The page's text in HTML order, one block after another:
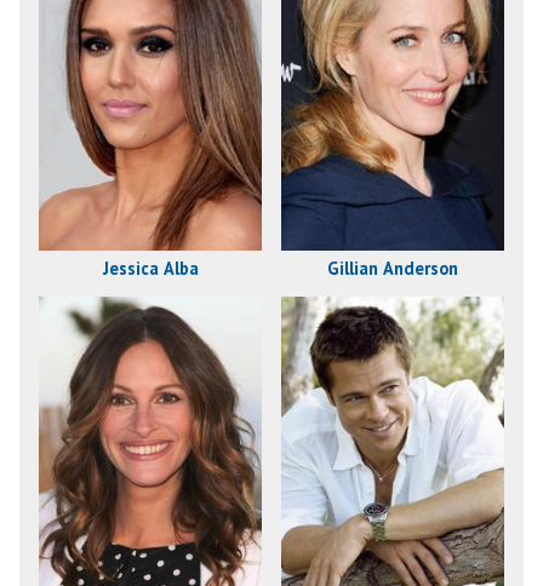
Jessica Alba Gillian Anderson